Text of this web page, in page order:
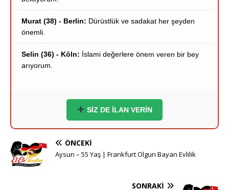
önemli.
Selin (36) - Köln:
İslami değerlere önem veren bir bey
Hakan (40) - Münih:
Stuttgart çevresi ciddi hanımlar
yazsın.
Ömer (37) - Dortmund:Hayırlı bir yuva kurmak
Esra (35) - Essen:Sigara içmeyen adaylar önceliğimdir.
Ciddi ve inançlı bir eş adayı
SİZ DE İLAN VERİN
ÖNCEKI
Aysun – 55 Yaş | Frankfurt Olgun Bayan Evlilik
SONRAKI